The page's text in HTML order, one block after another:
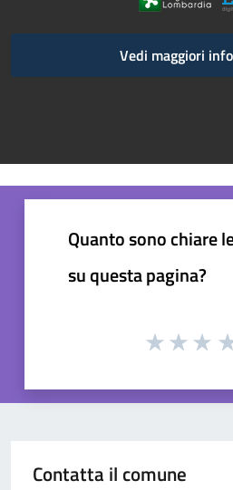
Vedi maggiori
Quanto sono chiare
su questa pagina?
Contatta il comune